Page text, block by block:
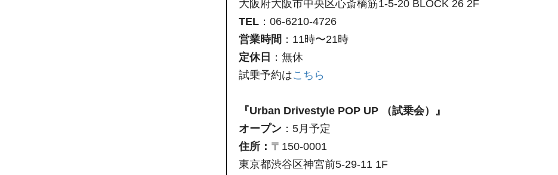
大阪府大阪市中央区心斎橋筋1-5-20 BLOCK 26 2F
TEL ：06-6210-4726
営業時間 ：11時〜21時
定休日 ：無休
試乗予約はこちら
『Urban Drivestyle POP UP （試乗会）』
オープン ：5月予定
住所： 〒150-0001
東京都渋谷区神宮前5-29-11 1F